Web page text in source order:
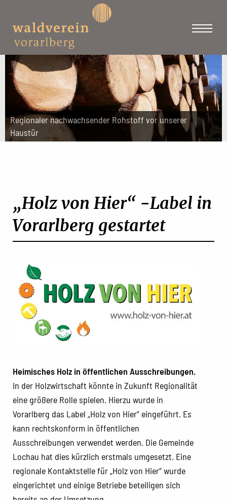
Regionaler nachwachsender Rohstoff vor unserer
Haustür
„Holz von Hier“ -Label in
Vorarlberg gestartet
Heimisches Holz in öffentlichen Ausschreibungen.
In der Holzwirtschaft könnte in Zukunft Regionalität
eine größere Rolle spielen. Hierzu wurde in
Vorarlberg das Label „Holz von Hier“ eingeführt. Es
kann rechtskonform in öffentlichen
Ausschreibungen verwendet werden. Die Gemeinde
Lochau hat dies kürzlich erstmals umgesetzt. Eine
regionale Kontaktstelle für „Holz von Hier“ wurde
eingerichtet und einige Betriebe beteiligen sich